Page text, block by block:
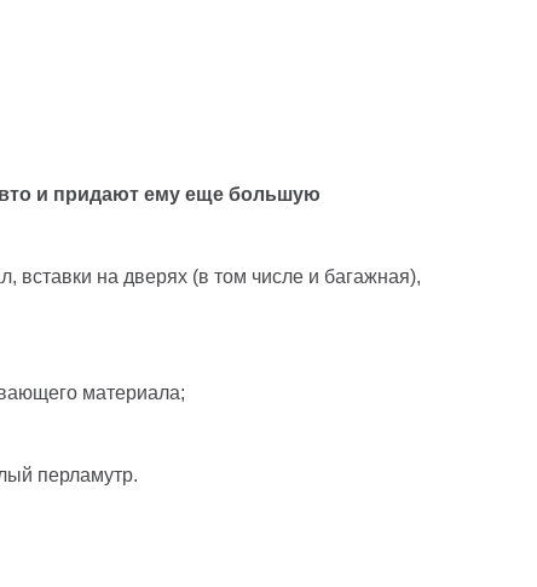
и придают ему еще большую
вставки на дверях (в том числе и багажная),
материала;
перламутр.